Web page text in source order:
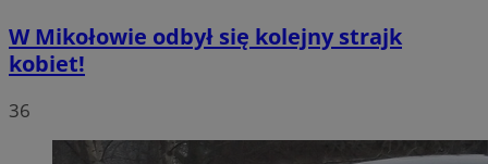
W Mikołowie odbył się kolejny strajk
kobiet!
36